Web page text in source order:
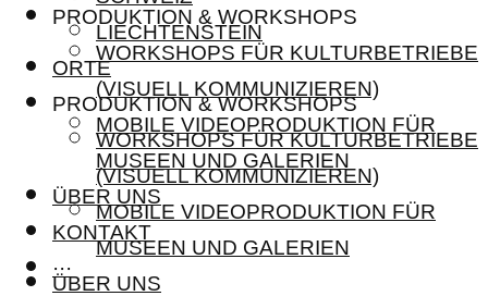
PRODUKTION & WORKSHOPS
WORKSHOPS FÜR KULTURBETRIEBE
(VISUELL KOMMUNIZIEREN)
MOBILE VIDEOPRODUKTION FÜR
MUSEEN UND GALERIEN
ÜBER UNS
KONTAKT
···
LIECHTENSTEIN
ORTE
PRODUKTION & WORKSHOPS
WORKSHOPS FÜR KULTURBETRIEBE
(VISUELL KOMMUNIZIEREN)
MOBILE VIDEOPRODUKTION FÜR
MUSEEN UND GALERIEN
ÜBER UNS